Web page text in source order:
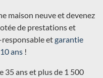
maison neuve et devenez
de prestations et
etgarantie
ans!
35 ans et plus de 1 500